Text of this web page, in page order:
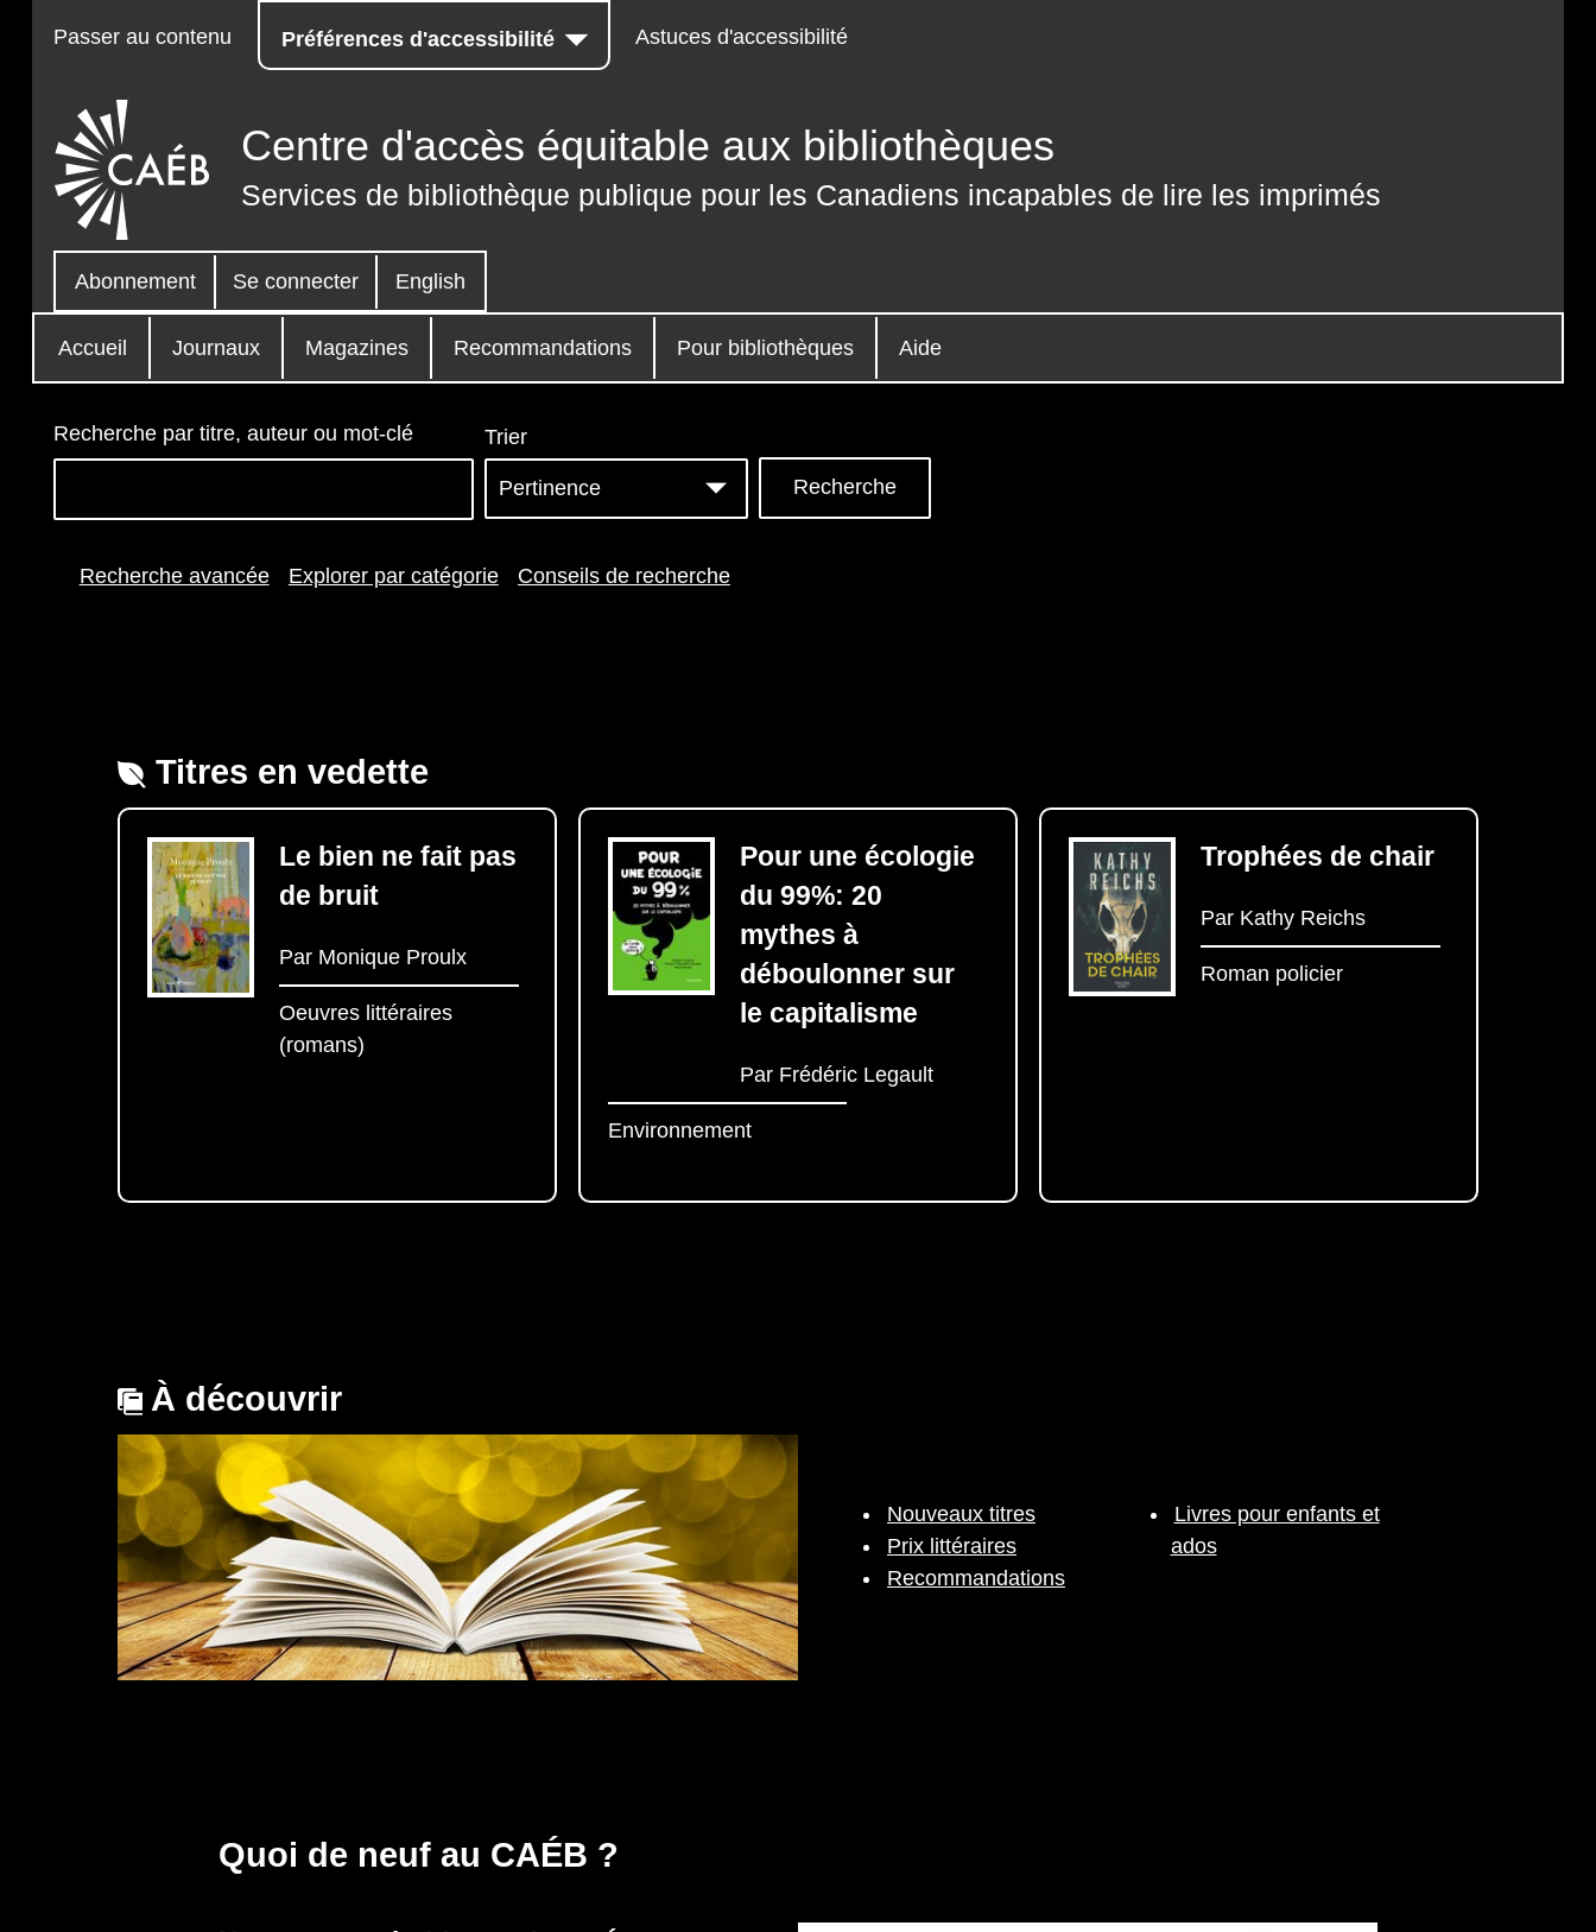
Passer au contenu Préférences d'accessibilité Astuces d'accessibilité
Centre d'accès équitable aux bibliothèques
Services de bibliothèque publique pour les Canadiens incapables de lire les imprimés
Abonnement Se connecter English
Accueil Journaux Magazines Recommandations Pour bibliothèques Aide
Recherche par titre, auteur ou mot-clé Trier
Recherche avancée Explorer par catégorie Conseils de recherche
Titres en vedette
Le bien ne fait pas
de bruit
Par Monique Proulx
Oeuvres littéraires
(romans)
Pour une écologie
du 99%: 20
mythes à
déboulonner sur
le capitalisme
Par Frédéric Legault
Environnement
Trophées de chair
Par Kathy Reichs
Roman policier
À découvrir
Nouveaux titres
Prix littéraires
Recommandations
Livres pour enfants et
ados
Quoi de neuf au CAÉB ?